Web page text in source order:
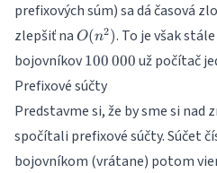
prefixových súm) sa dá časová
zlepšiť na O(n^2)
O(n2). To je však
bojovníkov 100\,
000
100 000 už počítač
Prefixové súčty
Predstavme si, že by sme si
spočítali prefixové súčty. Súčet
bojovníkom (vrátane) potom